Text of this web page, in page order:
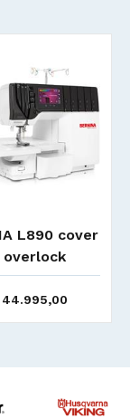
L890 cover
overlock
44.995,00